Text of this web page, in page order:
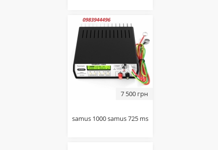
7 500 грн
samus 1000 samus 725 ms